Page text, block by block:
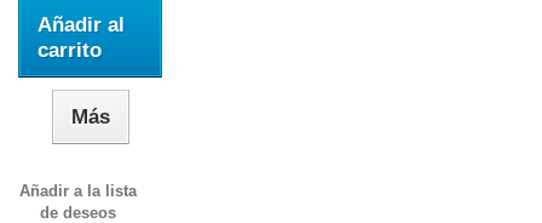
Añadir al
carrito
Más
Añadir a la lista
de deseos